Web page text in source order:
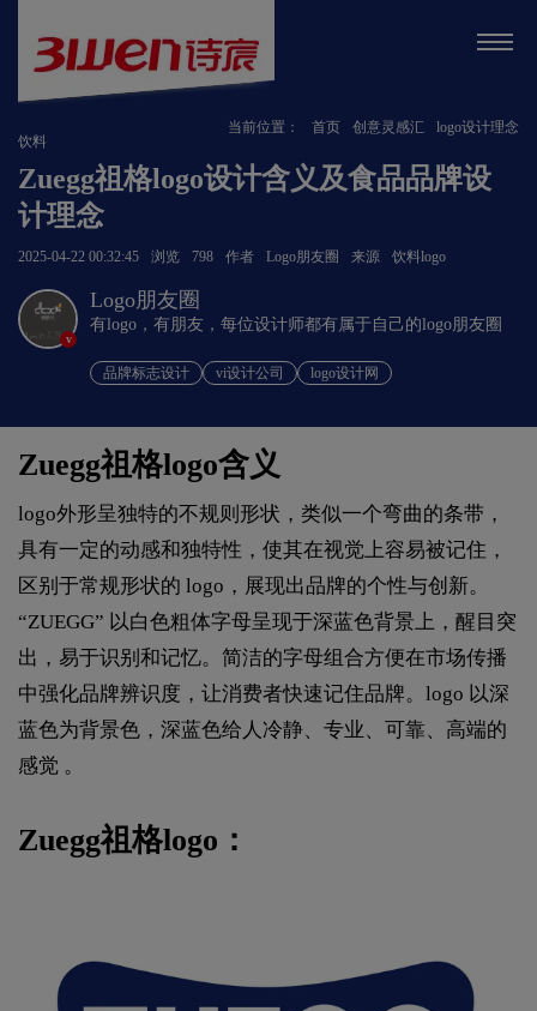
当前位置： 首页 创意灵感汇
logo设计理念
饮料
Zuegg祖格logo设计含义及食品品牌设
计理念
2025-04-22 00:32:45 浏览 798 作者 Logo朋友圈 来源 饮料logo
v
Logo朋友圈
有logo，有朋友，每位设计师都有属于自己的logo朋友圈
品牌标志设计 vi设计公司 logo设计网
Zuegg祖格logo含义
logo外形呈独特的不规则形状，类似一个弯曲的条带，
具有一定的动感和独特性，使其在视觉上容易被记住，
区别于常规形状的 logo，展现出品牌的个性与创新。
“ZUEGG” 以白色粗体字母呈现于深蓝色背景上，醒目突
出，易于识别和记忆。简洁的字母组合方便在市场传播
中强化品牌辨识度，让消费者快速记住品牌。logo 以深
蓝色为背景色，深蓝色给人冷静、专业、可靠、高端的
感觉 。
Zuegg祖格logo：